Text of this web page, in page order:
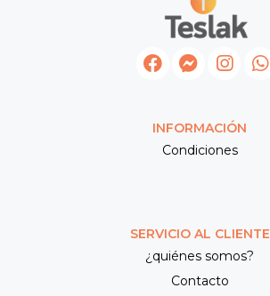
INFORMACIÓN
Condiciones
SERVICIO AL CLIENTE
¿quiénes somos?
Contacto